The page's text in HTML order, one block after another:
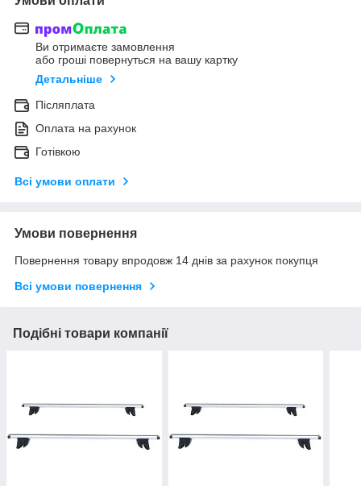
Ви отримаєте замовлення
або гроші повернуться на вашу картку
Детальніше
Післяплата
Оплата на рахунок
Готівкою
Всі умови оплати
Умови повернення
Повернення товару впродовж 14 днів за рахунок покупця
Всі умови повернення
Подібні товари компанії